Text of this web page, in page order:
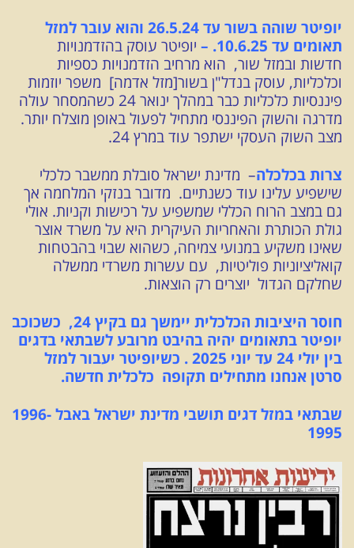
יופיטר שוהה בשור עד 26.5.24 והוא עובר למזל
תאומים עד 10.6.25. –
יופיטר עוסק בהזדמנויות
חדשות ובמזל שור, הוא מרחיב הזדמנויות כספיות
וכלכליות, עוסק בנדל"ן בשור[מזל אדמה] משפר יוזמות
פיננסיות כלכליות כבר במהלך ינואר 24 כשהמסחר עולה
מדרגה והשוק הפיננסי מתחיל לפעול באופן מוצלח יותר.
מצב השוק העסקי ישתפר עוד במרץ 24.
צרות בכלכלה– מדינת ישראל סובלת ממשבר כלכלי
שישפיע עלינו עוד כשנתיים. מדובר בנזקי המלחמה אך
גם במצב הרוח הכללי שמשפיע על רכישות וקניות. אולי
גולת הכותרת והאחריות העיקרית היא על משרד אוצר
שאינו משקיע במנועי צמיחה, כשהוא שבוי בהבטחות
קואליציוניות פוליטיות, עם עשרות משרדי ממשלה
שחלקם הגדול יוצרים רק הוצאות.
חוסר היציבות הכלכלית יימשך גם בקיץ 24, כשכוכב
יופיטר בתאומים יהיה בהיבט מרובע לשבתאי בדגים
בין יולי 24 עד יוני 2025 . כשיופיטר יעבור למזל
סרטן אנחנו מתחילים תקופה כלכלית חדשה.
שבתאי במזל דגים תושבי מדינת ישראל באבל 1996-
1995